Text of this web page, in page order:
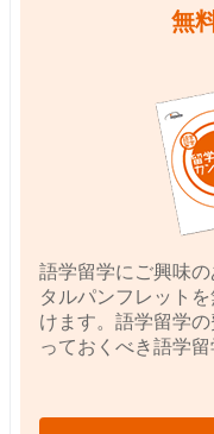
無
語学留学にご興味
タルパンフレット
けます。語学留学
っておくべき語学